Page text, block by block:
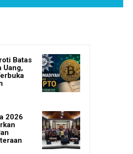
Batas
Uang,
2026